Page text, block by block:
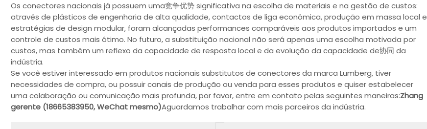
Os conectores nacionais já possuem uma竞争优势 significativa na escolha de materiais e na gestão de custos:
através de plásticos de engenharia de alta qualidade, contactos de liga econômica, produção em massa local e
estratégias de design modular, foram alcançadas performances comparáveis aos produtos importados e um
controle de custos mais ótimo. No futuro, a substituição nacional não será apenas uma escolha motivada por
custos, mas também um reflexo da capacidade de resposta local e da evolução da capacidade de协同 da
indústria.
Se você estiver interessado em produtos nacionais substitutos de conectores da marca Lumberg, tiver
necessidades de compra, ou possuir canais de produção ou venda para esses produtos e quiser estabelecer
uma colaboração ou comunicação mais profunda, por favor, entre em contato pelas seguintes maneiras:Zhang
gerente (18665383950, WeChat mesmo)Aguardamos trabalhar com mais parceiros da indústria.